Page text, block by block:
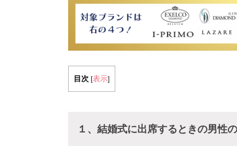
目次 [表示]
１、結婚式に出席するときの男性